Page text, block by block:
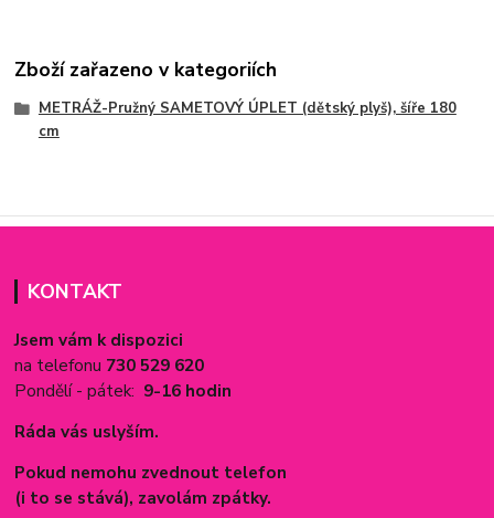
Zboží zařazeno v kategoriích
METRÁŽ-Pružný SAMETOVÝ ÚPLET (dětský plyš), šíře 180
cm
KONTAKT
Jsem vám k dispozici
na telefonu 730 529 620
Pondělí - pátek: 9-16 hodin
Ráda vás uslyším.
Pokud nemohu zvednout telefon
(i to se stává), zavolám zpátky.